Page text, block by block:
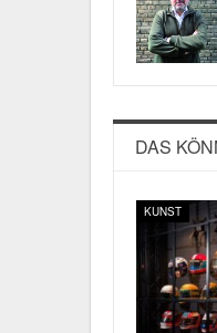
DAS
KUNST